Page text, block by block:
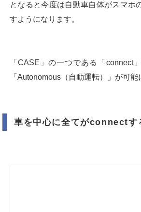
となると今度は自動車自体がスマホ
すようになります。
「CASE」の一つである「connect
「Autonomous（自動運転）」が可能
車を中心に全てがconnectす